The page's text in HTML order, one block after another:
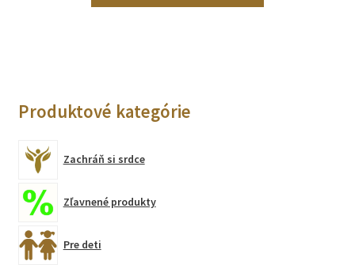
Produktové kategórie
Zachráň si srdce
Zľavnené produkty
Pre deti